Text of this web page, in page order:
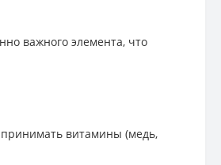
важного элемента, что
принимать витамины (медь,